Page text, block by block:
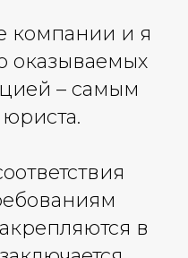
компании и я
оказываемых
– самым
в